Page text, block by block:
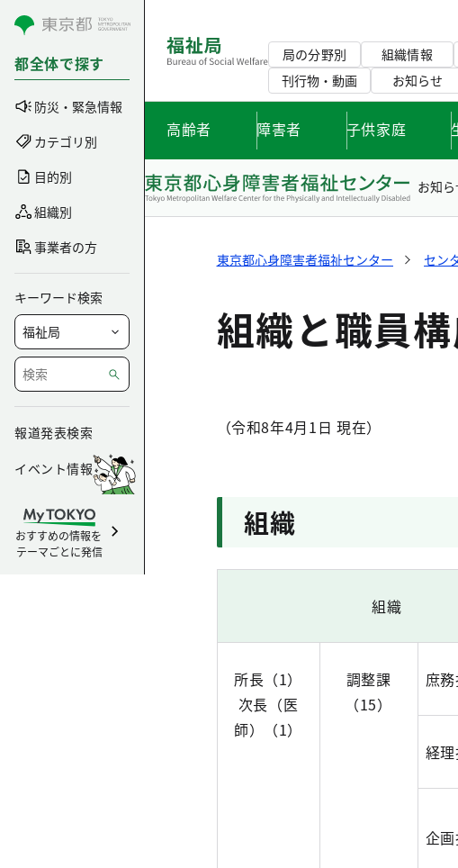
コンテンツにスキップ
都全体で探す
防災・緊急情報
カテゴリ別
目的別
組織別
事業者の方
キーワード検索
報道発表検索
イベント情報
おすすめの情報を
テーマごとに発信
局の分野別 組織情報
刊行物・動画
お知らせ
高齢者 障害者 子供家庭
お知ら
東京都心身障害者福祉センター セン
組織と職員
（令和8年4月1日 現在）
組織
組織
所長（1）
次長（医
師）（1）
調整課
（15）
庶
経
企